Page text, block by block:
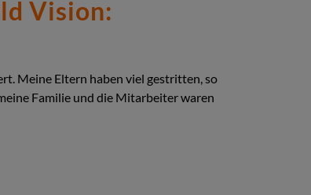
Vision:
Meine Eltern haben viel gestritten, so
Familie und die Mitarbeiter waren